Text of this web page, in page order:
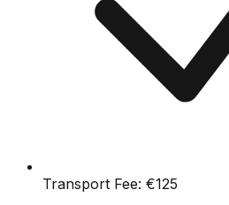
Transport Fee: €125